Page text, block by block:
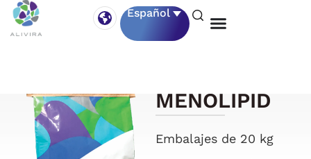
Español
MENOLIPID
Embalajes de 20 kg